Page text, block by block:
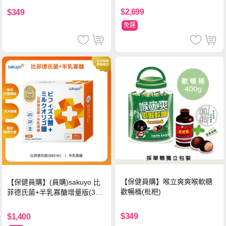
$349 $2,699
免運
【保健員購】(員購)sakuyo 比
菲德氏菌+半乳寡醣增量版(30
$1,400
【保健員購】喉立爽爽喉軟糖
歡暢桶(枇杷)
$349